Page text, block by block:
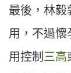
最後，林毅
用，不過
用控制 三高